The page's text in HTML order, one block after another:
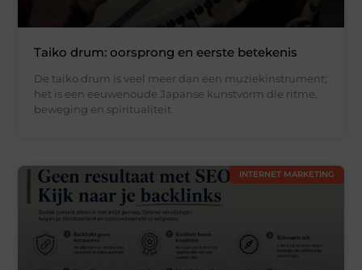
Taiko drum: oorsprong en eerste betekenis
De taiko drum is veel meer dan een muziekinstrument;
het is een eeuwenoude Japanse kunstvorm die ritme,
beweging en spiritualiteit
INTERNET MARKETING